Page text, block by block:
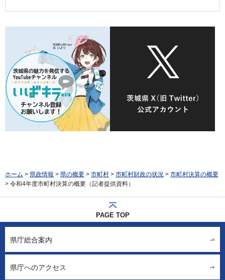
ホーム > 県政情報 > 県の概要 > 市町村 > 市町村財政の状況 > 市町村決算の概要
> 令和4年度市町村決算の概要（記者提供資料）
PAGE TOP
県庁総合案内
県庁へのアクセス